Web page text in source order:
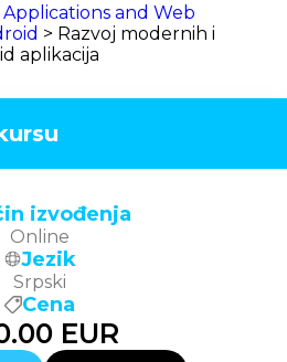
Applications and Web
> Razvoj modernih i
aplikacija
izvođenja
Оnline
Jezik
Srpski
Cena
EUR